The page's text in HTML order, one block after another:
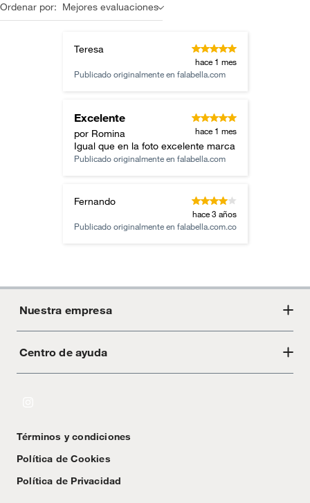
Ordenar por: Mejores evaluaciones
Teresa
hace 1 mes
Publicado originalmente en falabella.com
Excelente
por Romina hace 1 mes
Igual que en la foto excelente marca
Publicado originalmente en falabella.com
Fernando
hace 3 años
Publicado originalmente en falabella.com.co
Nuestra empresa
Acerca de Crate
Centro de ayuda
Textos Legales
Términos y condiciones
Política de Cookies
Política de Privacidad